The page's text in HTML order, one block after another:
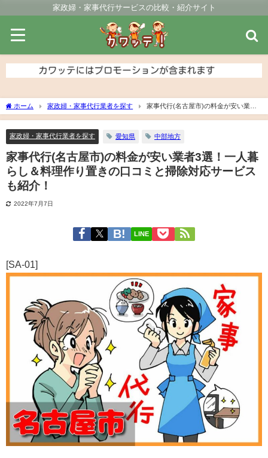
家政婦・家事代行サービスの比較・紹介サイト
ホーム 家政婦・家事代行業者を探す
家事代行(名古屋市)の料金が安い業者3
選！一人暮らし＆料理作り置きの口コミと掃除対応サービスも紹介！
家政婦・家事代行業者を探す 愛知県 中部地方
家事代行(名古屋市)の料金が安い業者3選！一人暮
らし＆料理作り置きの口コミと掃除対応サービス
も紹介！
2022年7月7日
LINE
[SA-01]